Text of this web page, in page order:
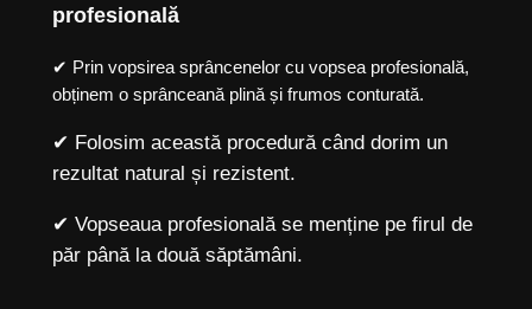
profesională
✔ Prin vopsirea sprâncenelor cu vopsea profesională,
obținem o sprânceană plină și frumos conturată.
✔ Folosim această procedură când dorim un
rezultat natural și rezistent.
✔ Vopseaua profesională se menține pe firul de
păr până la două săptămâni.